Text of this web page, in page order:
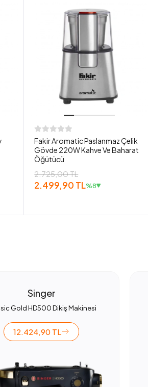
Fakir Aromatic Paslanmaz Çelik
Gövde 220W Kahve Ve Baharat
Öğütücü
2.725,00 TL
2.499,90 TL%8
Singer
Gold HD500 Dikiş Makinesi
12.424,90 TL